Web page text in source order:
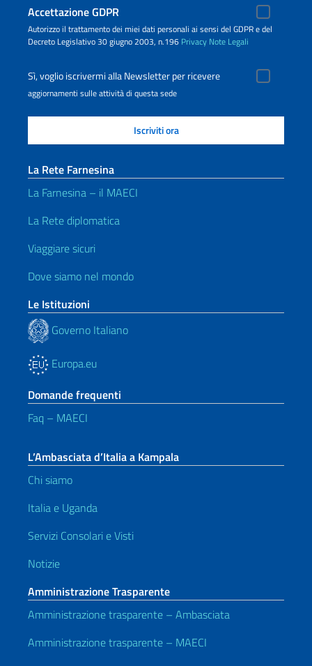
Accettazione GDPR
Autorizzo il trattamento dei miei dati personali ai sensi del GDPR e del
Decreto Legislativo 30 giugno 2003, n.196 Privacy Note Legali
Sì, voglio iscrivermi alla Newsletter per ricevere
aggiornamenti sulle attività di questa sede
La Rete Farnesina
La Farnesina – il MAECI
La Rete diplomatica
Viaggiare sicuri
Dove siamo nel mondo
Le Istituzioni
Governo Italiano
Europa.eu
Domande frequenti
Faq – MAECI
L’Ambasciata d’Italia a Kampala
Chi siamo
Italia e Uganda
Servizi Consolari e Visti
Notizie
Amministrazione Trasparente
Amministrazione trasparente – Ambasciata
Amministrazione trasparente – MAECI